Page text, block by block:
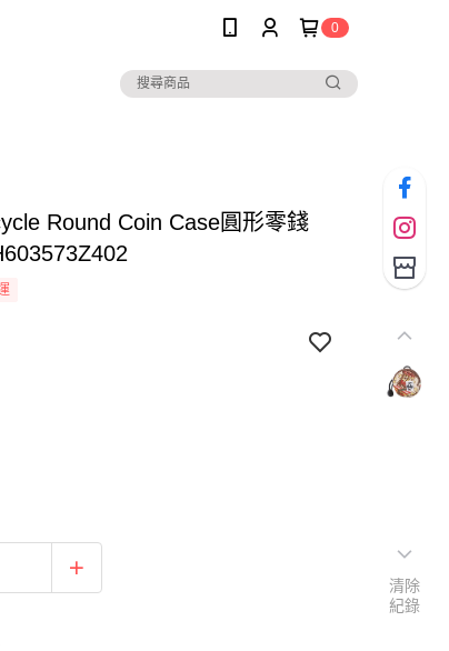
0
Round Coin Case圓形零錢
清除
紀錄